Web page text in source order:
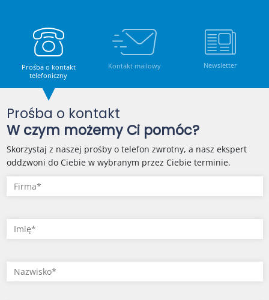
Prośba o kontakt
telefoniczny
Kontakt mailowy Newsletter
Prośba o kontakt
W czym możemy Ci pomóc?
Skorzystaj z naszej prośby o telefon zwrotny, a nasz ekspert
oddzwoni do Ciebie w wybranym przez Ciebie terminie.